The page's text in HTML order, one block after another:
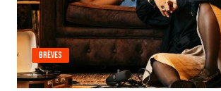
Brèves